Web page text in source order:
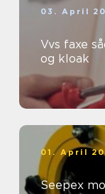
03. April
Vvs faxe sådan får du styr på vand, varme
og kloak
01. April
Seepex